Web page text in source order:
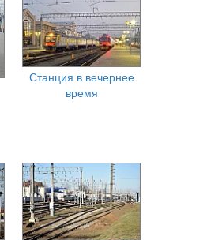
Станция в вечернее
время